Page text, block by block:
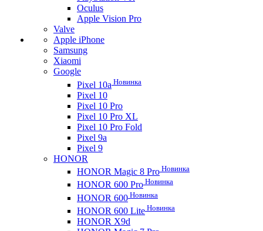
Oculus
Apple Vision Pro
Valve
Apple iPhone
Samsung
Xiaomi
Google
Pixel 10a Новинка
Pixel 10
Pixel 10 Pro
Pixel 10 Pro XL
Pixel 10 Pro Fold
Pixel 9a
Pixel 9
HONOR
HONOR Magic 8 Pro Новинка
HONOR 600 Pro Новинка
HONOR 600 Новинка
HONOR 600 Lite Новинка
HONOR X9d